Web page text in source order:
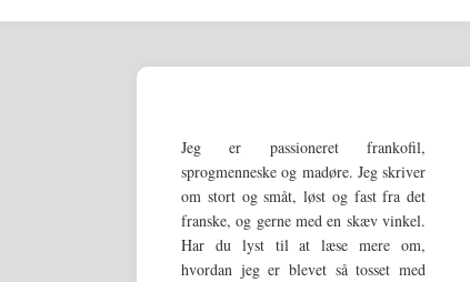
Jeg er passioneret frankofil,
sprogmenneske og madøre. Jeg skriver
om stort og småt, løst og fast fra det
franske, og gerne med en skæv vinkel.
Har du lyst til at læse mere om,
hvordan jeg er blevet så tosset med